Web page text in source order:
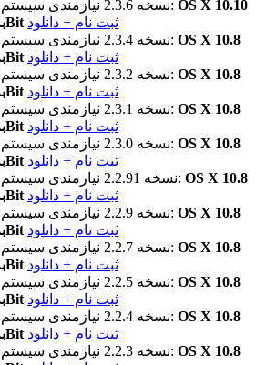
نسخه 2.3.6نیازمندی سیستم: OS X 10.10
به بعد و پردازنده 64Bit ثبت نام + دانلود
نسخه 2.3.4نیازمندی سیستم: OS X 10.8
به بعد و پردازنده 64Bit ثبت نام + دانلود
نسخه 2.3.2نیازمندی سیستم: OS X 10.8
به بعد و پردازنده 64Bit ثبت نام + دانلود
نسخه 2.3.1نیازمندی سیستم: OS X 10.8
به بعد و پردازنده 64Bit ثبت نام + دانلود
نسخه 2.3.0نیازمندی سیستم: OS X 10.8
به بعد و پردازنده 64Bit ثبت نام + دانلود
نسخه 2.2.91نیازمندی سیستم: OS X 10.8
به بعد و پردازنده 64Bit ثبت نام + دانلود
نسخه 2.2.9نیازمندی سیستم: OS X 10.8
به بعد و پردازنده 64Bit ثبت نام + دانلود
نسخه 2.2.7نیازمندی سیستم: OS X 10.8
به بعد و پردازنده 64Bit ثبت نام + دانلود
نسخه 2.2.5نیازمندی سیستم: OS X 10.8
به بعد و پردازنده 64Bit ثبت نام + دانلود
نسخه 2.2.4نیازمندی سیستم: OS X 10.8
به بعد و پردازنده 64Bit ثبت نام + دانلود
نسخه 2.2.3نیازمندی سیستم: OS X 10.8